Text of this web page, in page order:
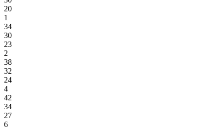
20
1
34
30
23
2
38
32
24
4
42
34
27
6